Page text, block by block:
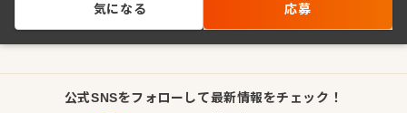
気になる 応募
公式SNSをフォローして最新情報をチェック！